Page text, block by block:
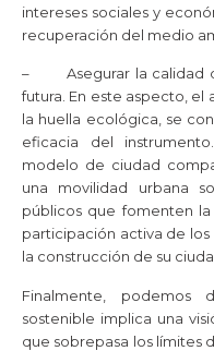
intereses sociales y
recuperación del medio
– Asegurar la calidad
futura. En este aspecto,
la huella ecológica, se
eficacia del
modelo de ciudad
una movilidad urbana
públicos que fomenten
participación activa de
la construcción de su
Finalmente,
sostenible implica una
que sobrepasa los límites